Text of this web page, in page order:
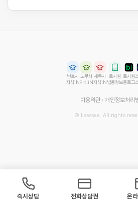
변호사
지식iN
노무사
지식iN
세무사
지식iN
로시컴
법률정보
로시컴
블로그
이용약관· 개인정보처리
© Lawsee. All rights
즉시상담 전화상담권 온